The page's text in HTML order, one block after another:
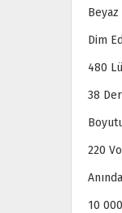
Beyaz
Dim
480
38
220
10